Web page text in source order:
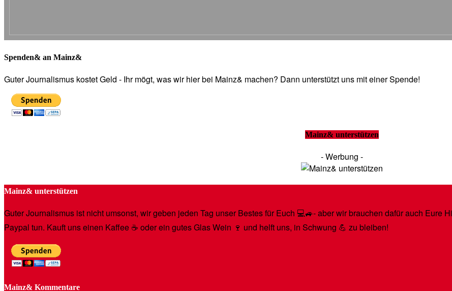
Spenden& an Mainz&
Guter Journalismus kostet Geld - Ihr mögt, was wir hier bei Mainz& machen? Dann unterstützt uns mit einer Spende!
Mainz& unterstützen
- Werbung -
Mainz& unterstützen
Guter Journalismus ist nicht umsonst, wir geben jeden Tag unser Bestes für Euch 💻🚙- aber wir brauchen dafür auch Eure
Paypal tun. Kauft uns einen Kaffee ☕️ oder ein gutes Glas Wein 🍷 und helft uns, in Schwung 💪 zu bleiben!
Mainz& Kommentare